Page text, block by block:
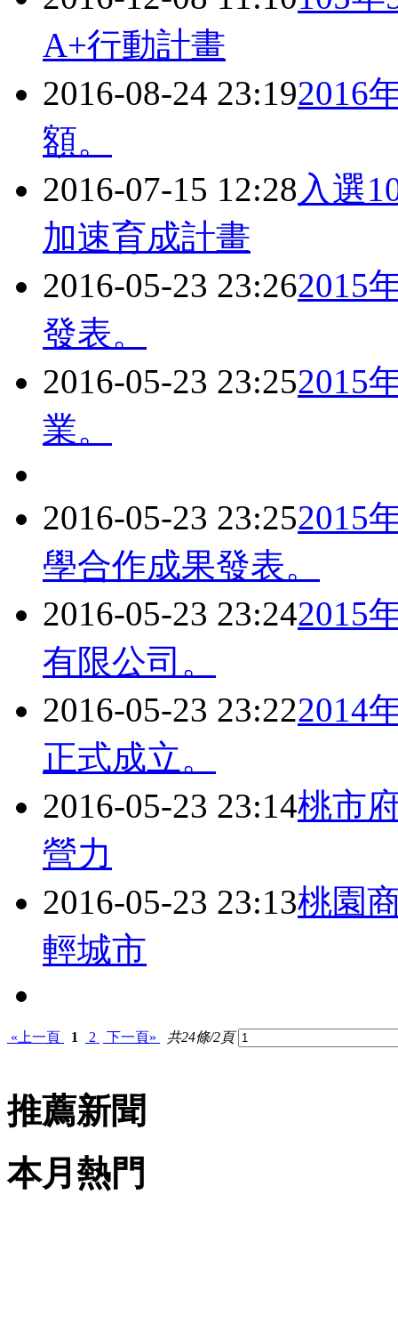
A+行動計畫
2016-08-24 23:192016
額。
2016-07-15 12:28 入選
加速育成計畫
2016-05-23 23:262015
發表。
2016-05-23 23:252015
業。
2016-05-23 23:252015
學合作成果發表。
2016-05-23 23:242015
有限公司。
2016-05-23 23:222014
正式成立。
2016-05-23 23:14桃市
營力
2016-05-23 23:13桃園
輕城市
«上一頁 1 2 下一頁» 共24條/2頁
推薦新聞
本月熱門